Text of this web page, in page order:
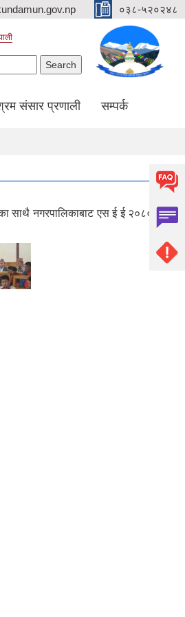
०३८-५२०२४८
संसार प्रणाली सम्पर्क
साथै नगरपालिकाबाट एस ई ई २०८० मा